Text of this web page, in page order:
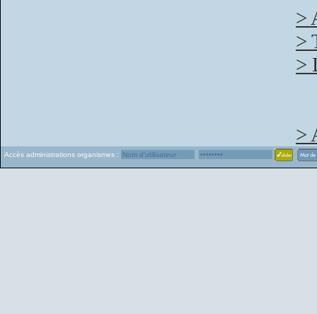
>
>
>
>
Accès administrations organismes :